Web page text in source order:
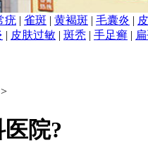
疣 雀斑 黄褐斑 毛囊炎
皮肤过敏 斑秃 手足癣
>
院?